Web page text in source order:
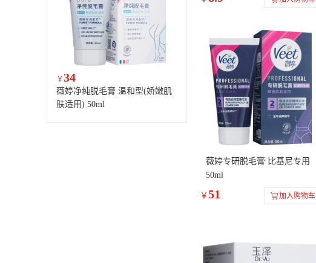
￥34
薇婷净纯脱毛膏 温和型(娇嫩肌
肤适用) 50ml
薇婷专研脱毛膏 比基尼专用
50ml
￥ 51 加入购物车